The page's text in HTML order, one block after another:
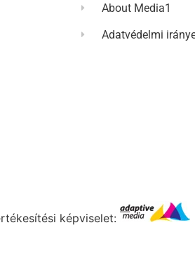
About Media1
Adatvédelmi
képviselet: